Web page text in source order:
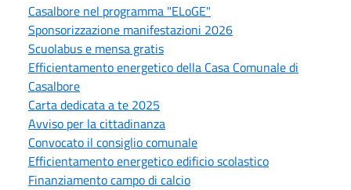
Casalbore nel programma "ELoGE"
Sponsorizzazione manifestazioni 2026
Scuolabus e mensa gratis
Efficientamento energetico della Casa Comunale di
Casalbore
Carta dedicata a te 2025
Avviso per la cittadinanza
Convocato il consiglio comunale
Efficientamento energetico edificio scolastico
Finanziamento campo di calcio